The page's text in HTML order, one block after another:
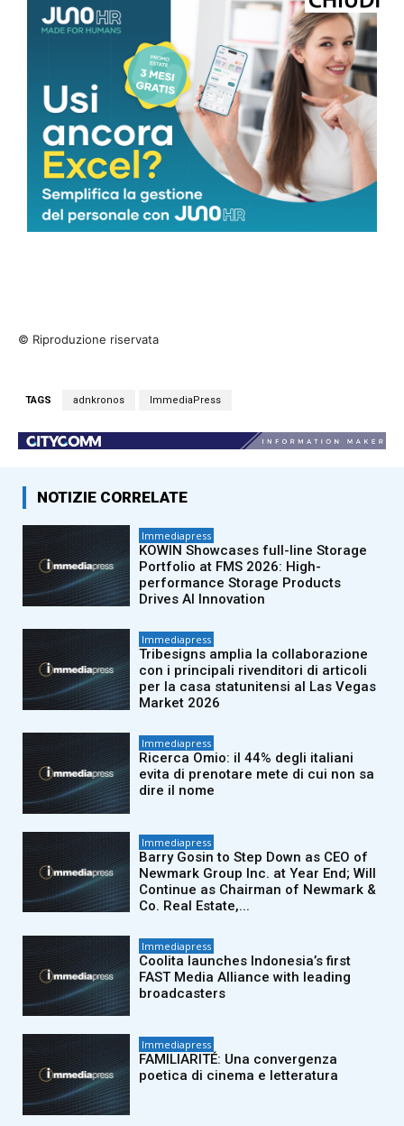
© Riproduzione riservata
TAGS adnkronos ImmediaPress
NOTIZIE CORRELATE
Immediapress
KOWIN Showcases full-line Storage
Portfolio at FMS 2026: High-
performance Storage Products
Drives AI Innovation
Immediapress
Tribesigns amplia la collaborazione
con i principali rivenditori di articoli
per la casa statunitensi al Las Vegas
Market 2026
Immediapress
Ricerca Omio: il 44% degli italiani
evita di prenotare mete di cui non sa
dire il nome
Immediapress
Barry Gosin to Step Down as CEO of
Newmark Group Inc. at Year End; Will
Continue as Chairman of Newmark &
Co. Real Estate,...
Immediapress
Coolita launches Indonesia’s first
FAST Media Alliance with leading
broadcasters
Immediapress
FAMILIARITÉ: Una convergenza
poetica di cinema e letteratura